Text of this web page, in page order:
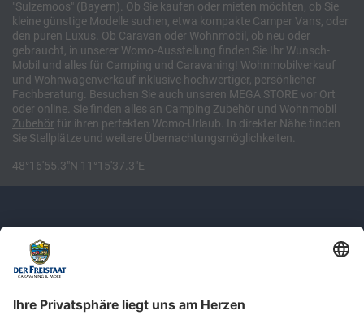
"Sulzemoos" (Bayern). Ob Sie kaufen oder mieten möchten, ob Sie
kleine günstige Modelle suchen, etwa kompakte Camper Vans, oder
den puren Luxus. Ob Caravan oder Wohnmobil, ob neu oder
gebraucht, in unserer Womo-Ausstellung finden Sie Ihr Wunsch-
Mobil und alles für Camping und Caravaning! Wohnmobilverkauf
und Wohnwagenverkauf inklusive hochwertiger, persönlicher
Fachberatung. Besuchen Sie auch unseren MEGA STORE vor Ort
oder online. Sie finden alles an Camping Zubehör und Wohnmobil
Zubehör für ihren perfekten Womo-Urlaub. In direkter Nähe finden
Sie Stellplätze und weitere Übernachtungsmöglichkeiten.
48°16'55.3"N 11°15'37.3"E
Newsletter: Jetzt auf
shop.derfreistaat.de anmelden und
einen 5€ Gutschein für unseren Online-
Shop erhalten!*